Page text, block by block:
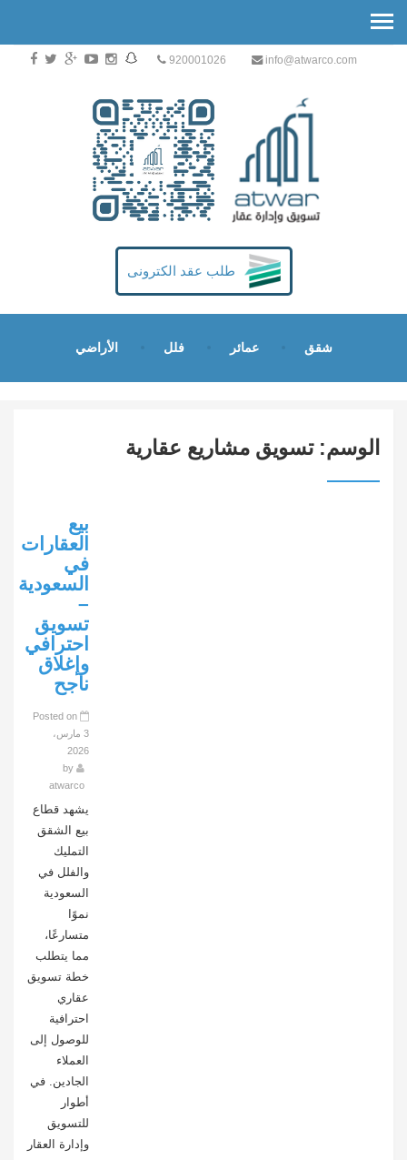
920001026 info@atwarco.com
طلب عقد الكترونى
شقق عمائر فلل الأراضي
الوسم:تسويق مشاريع عقارية
بيع
العقارات
في
السعودية
–
تسويق
احترافي
وإغلاق
ناجح
3 مارس،
2026
atwarco
يشهد قطاع
بيع الشقق
التمليك
والفلل في
السعودية
نموًا
متسارعًا،
مما يتطلب
خطة تسويق
عقاري
احترافية
للوصول إلى
العملاء
الجادين. في
أطوار
للتسويق
وإدارة العقار